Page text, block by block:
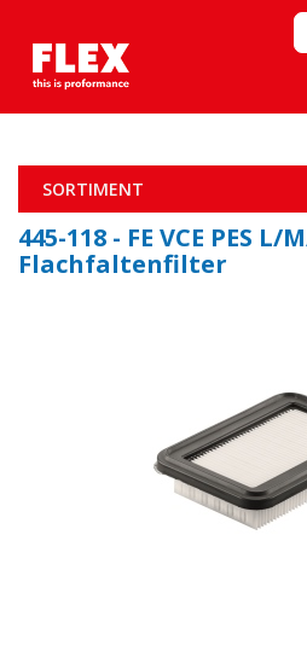
SORTIMENT
445-118 - FE VCE PES L/
Flachfaltenfilter